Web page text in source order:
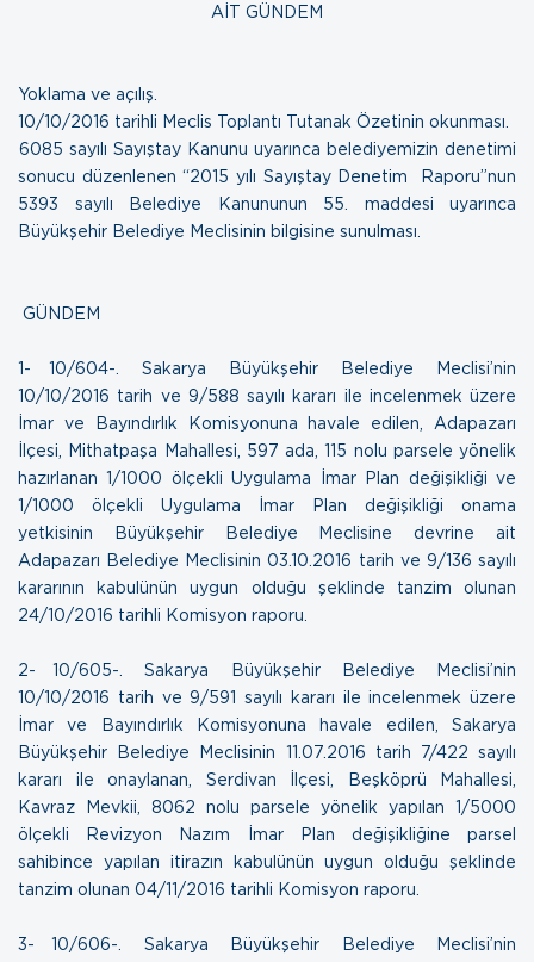
AİT GÜNDEM
Yoklama ve açılış.
10/10/2016 tarihli Meclis Toplantı Tutanak Özetinin okunması.
6085 sayılı Sayıştay Kanunu uyarınca belediyemizin denetimi
sonucu düzenlenen“2015 yılı Sayıştay Denetim Raporu”nun
5393 sayılı Belediye Kanununun 55. maddesi uyarınca
Büyükşehir Belediye Meclisinin bilgisine sunulması.
GÜNDEM
1- 10/604-. Sakarya Büyükşehir Belediye Meclisi’nin
10/10/2016 tarih ve 9/588 sayılı kararı ile incelenmek üzere
İmar ve Bayındırlık Komisyonuna havale edilen, Adapazarı
İlçesi, Mithatpaşa Mahallesi, 597 ada, 115 nolu parsele yönelik
hazırlanan 1/1000 ölçekli Uygulama İmar Plan değişikliği ve
1/1000 ölçekli Uygulama İmar Plan değişikliği onama
yetkisinin Büyükşehir Belediye Meclisine devrine ait
Adapazarı Belediye Meclisinin 03.10.2016 tarih ve 9/136 sayılı
kararının kabulünün uygun olduğu şeklinde tanzim olunan
24/10/2016 tarihli Komisyon raporu.
2- 10/605-. Sakarya Büyükşehir Belediye Meclisi’nin
10/10/2016 tarih ve 9/591 sayılı kararı ile incelenmek üzere
İmar ve Bayındırlık Komisyonuna havale edilen, Sakarya
Büyükşehir Belediye Meclisinin 11.07.2016 tarih 7/422 sayılı
kararı ile onaylanan, Serdivan İlçesi, Beşköprü Mahallesi,
Kavraz Mevkii, 8062 nolu parsele yönelik yapılan 1/5000
ölçekli Revizyon Nazım İmar Plan değişikliğine parsel
sahibince yapılan itirazın kabulünün uygun olduğu şeklinde
tanzim olunan 04/11/2016 tarihli Komisyon raporu.
3- 10/606-. Sakarya Büyükşehir Belediye Meclisi’nin